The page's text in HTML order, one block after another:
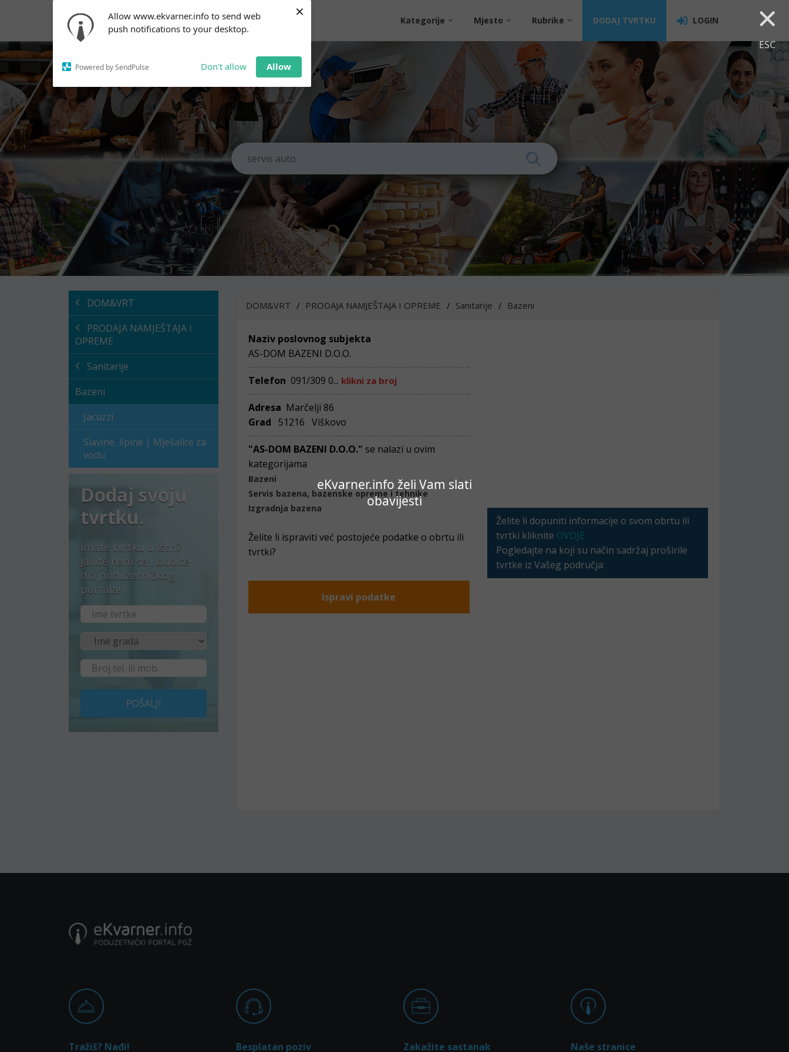
Allow www.ekvarner.info to send web
push notifications to your desktop.
Powered by SendPulse Don't allow Allow
× ×
ESC
eKvarner.info želi Vam slati
obavijesti
notifications!
To enable permission prompts, click
on the notification icon
Kategorije Mjesto Rubrike DODAJ TVRTKU LOGIN
DOM&VRT
PRODAJA NAMJEŠTAJA I
OPREME
Sanitarije
Bazeni
Jacuzzi
Slavine, špine | Mješalice za
vodu
Dodaj svoju
tvrtku.
Imate tvrtku u Istri?
Javite nam se i budite
dio poduzetničkog
portala!
POŠALJI
DOM&VRT PRODAJA NAMJEŠTAJA I OPREME Sanitarije Bazeni
Naziv poslovnog subjekta
AS-DOM BAZENI D.O.O.
Telefon 091/309 0... klikni za broj
Adresa Marčelji 86
Grad
51216 Viškovo
"AS-DOM BAZENI D.O.O." se nalazi u ovim
kategorijama
Bazeni
Servis bazena, bazenske opreme i tehnike
Izgradnja bazena
Želite li ispraviti već postojeće podatke o obrtu ili
tvrtki?
Ispravi podatke
Želite li dopuniti informacije o svom obrtu ili
tvrtki kliknite OVDJE
Pogledajte na koji su način sadržaj proširile
tvrtke iz Vašeg područja:
Tražiš? Nađi! Besplatan poziv Zakažite sastanak Naše stranice